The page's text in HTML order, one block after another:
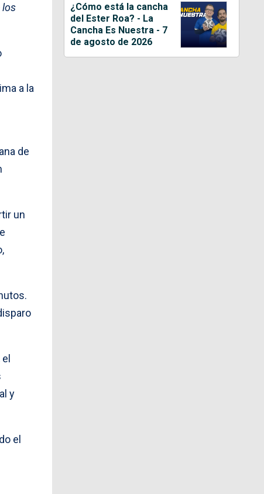
los
a la
de
un
y
el
¿Cómo está la cancha
del Ester Roa? - La
Cancha Es Nuestra - 7
de agosto de 2026